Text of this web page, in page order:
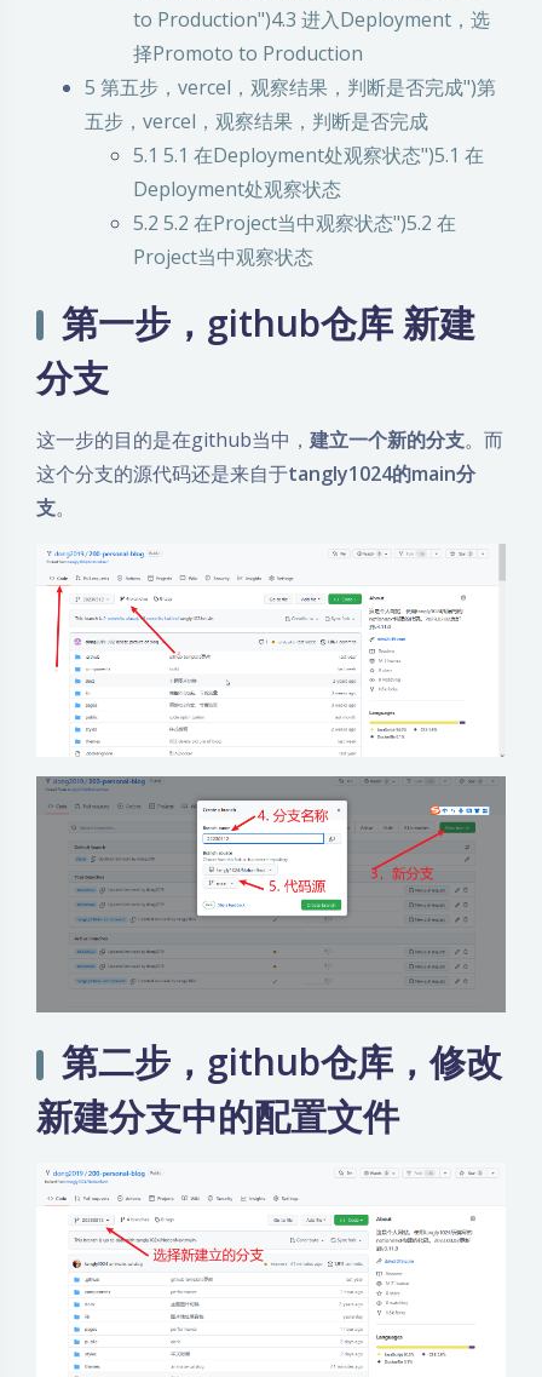
to Production")4.3 进入Deployment，选
择Promoto to Production
5 第五步，vercel，观察结果，判断是否完成")第
五步，vercel，观察结果，判断是否完成
5.1 5.1 在Deployment处观察状态")5.1 在
Deployment处观察状态
5.2 5.2 在Project当中观察状态")5.2 在
Project当中观察状态
第一步，github仓库 新建
分支
这一步的目的是在github当中， 建立一个新的分支。而
这个分支的源代码还是来自于tangly1024的main分
支。
第二步，github仓库，修改
新建分支中的配置文件